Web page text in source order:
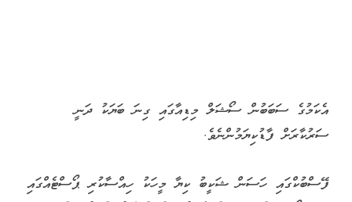
އެކަމުގެ ސަބަބުން ސޯޝަލް މިޑިއާގައި ގިނަ ބަޔަކު ދަނީ
ސަރުކާރަށް ފާޑުކިޔަމުންނެވެ.
ފޭސްބުކްގައި ހަސަން ޝަކީބު ކިޔާ މީހަކު ހިއްސާކުރި ޕޯސްޓެއްގައި